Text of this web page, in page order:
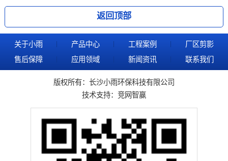
返回顶部
关于小雨 产品中心 工程案例
厂区剪影
售后保障
应用领域 新闻资讯 联系我们
版权所有：长沙小雨环保科技有限公司
技术支持： 竞网智赢